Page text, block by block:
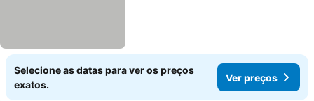
Selecione as datas para ver os preços
exatos.
Ver preços